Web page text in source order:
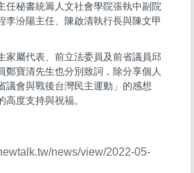
任秘書統籌人文社會學院張執中副院
李汾陽主任、陳啟清執行長與陳文甲
家屬代表、前立法委員及前省議員邱
鄭寶清先生也分別致詞，除分享個人
議會與戰後台灣民主運動」的感想
度支持與祝福。
news/view/2022-05-